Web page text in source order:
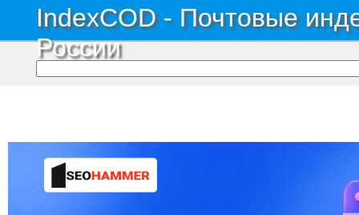
IndexCOD - Почтовые
России